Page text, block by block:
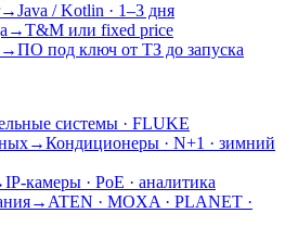
→Java / Kotlin · 1–3 дня
→T&M или fixed price
→ПО под ключ от ТЗ до запуска
системы · FLUKE
→Кондиционеры · N+1 · зимний
IP-камеры · PoE · аналитика
→ ATEN · MOXA · PLANET ·